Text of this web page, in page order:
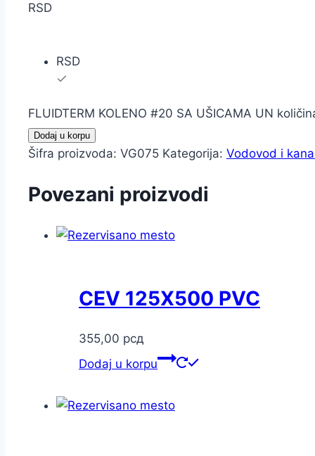
RSD
RSD
FLUIDTERM KOLENO #20 SA UŠICAMA UN
Dodaj u korpu
Šifra proizvoda: VG075 Kategorija: Vodovod i
Povezani proizvodi
CEV 125X500 PVC
355,00 рсд
Dodaj u korpu